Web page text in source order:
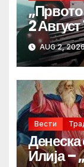
2
AUG 2,
Вести
Илија